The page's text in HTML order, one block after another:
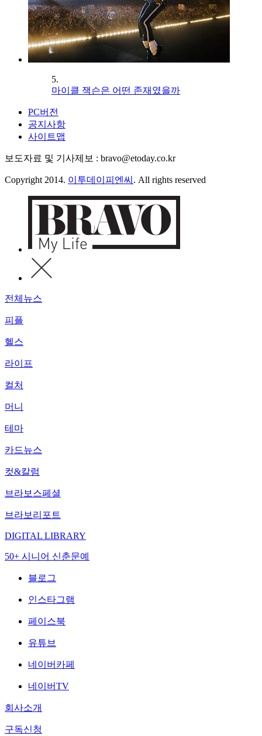
5.
마이클 잭슨은 어떤 존재였을까
PC버전
공지사항
사이트맵
보도자료 및 기사제보 : bravo@etoday.co.kr
Copyright 2014. 이투데이피엔씨 . All rights reserved
전체뉴스
피플
헬스
라이프
컬처
머니
테마
카드뉴스
컷&칼럼
브라보스페셜
브라보리포트
DIGITAL LIBRARY
50+ 시니어 신춘문예
블로그
인스타그램
페이스북
유튜브
네이버카페
네이버TV
회사소개
구독신청